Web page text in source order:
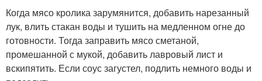
Когда мясо кролика зарумянится, добавить нарезанный
лук, влить стакан воды и тушить на медленном огне до
готовности. Тогда заправить мясо сметаной,
промешанной с мукой, добавить лавровый лист и
вскипятить. Если соус загустел, подлить немного воды и